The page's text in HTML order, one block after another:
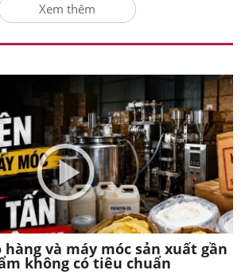
Xem thêm
và máy móc sản xuất gần
không có tiêu chuẩn